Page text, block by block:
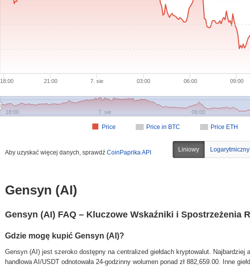
Price in BTC Price ETH
Price
18:00 21:00 7. sie 03:00 06:00 09:00
18:00 7. sie 06:00
Aby uzyskać więcej danych, sprawdź CoinPaprika API Liniowy Logarytmiczny
Gensyn (AI)
Gensyn (AI) FAQ – Kluczowe Wskaźniki i Spostrzeżenia
Gdzie mogę kupić Gensyn (AI)?
Gensyn (AI) jest szeroko dostępny na centralized giełdach kryptowalut.
handlowa AI/USDT odnotowała 24-godzinny wolumen ponad zł 882,659.00. Inne